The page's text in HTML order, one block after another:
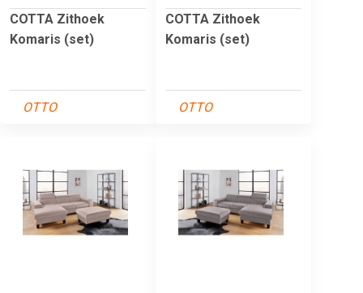
COTTA Zithoek
Komaris (set)
OTTO
COTTA Zithoek
Komaris (set)
OTTO